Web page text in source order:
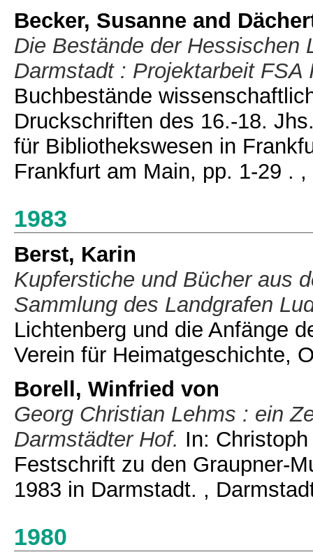
Becker, Susanne and
Die Bestände der Hessischen
Darmstadt : Projektarbeit FSA
Buchbestände
Druckschriften des 16.-18.
für Bibliothekswesen in
Frankfurt am Main, pp. 1-29 . ,
1983
Berst, Karin
Kupferstiche und Bücher aus
Sammlung des Landgrafen
Lichtenberg und die Anfänge
Verein für Heimatgeschichte,
Borell, Winfried von
Georg Christian Lehms : ein
Darmstädter Hof. In:
Festschrift zu den Graupner-
1983 in Darmstadt. ,
1980